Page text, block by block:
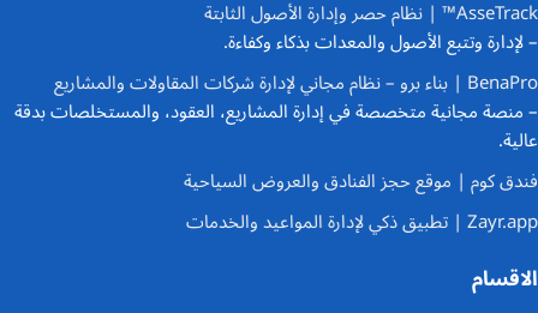
AsseTrack™ | نظام حصر وإدارة الأصول الثابتة
– لإدارة وتتبع الأصول والمعدات بذكاء وكفاءة.
BenaPro | بناء برو – نظام مجاني لإدارة شركات المقاولات والمشاريع
– منصة مجانية متخصصة في إدارة المشاريع، العقود، والمستخلصات بدقة
عالية.
فندق كوم | موقع حجز الفنادق والعروض السياحية
Zayr.app | تطبيق ذكي لإدارة المواعيد والخدمات
الاقسام